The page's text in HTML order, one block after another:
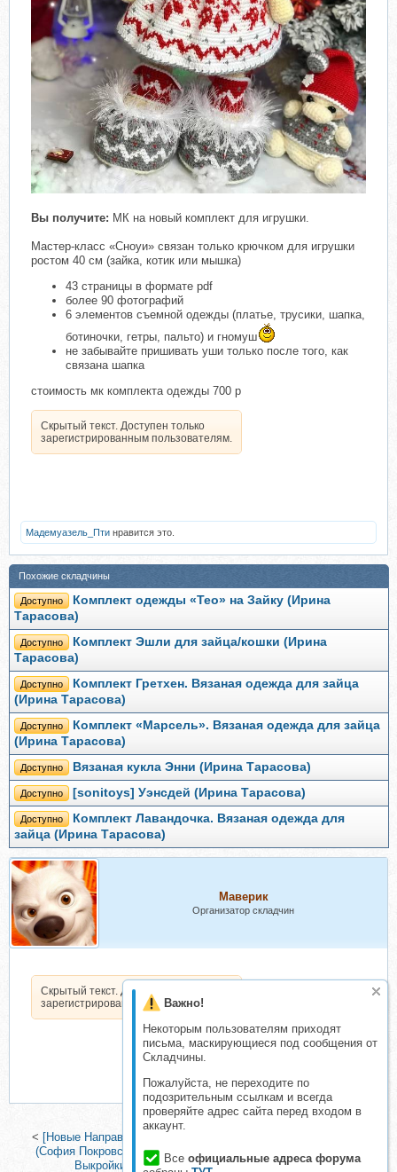
Важно!
Некоторым пользователям приходят
письма, маскирующиеся под сообщения от
Складчины.
Пожалуйста, не переходите по
подозрительным ссылкам и всегда
проверяйте адрес сайта перед входом в
аккаунт.
Все официальные адреса форума
Вы получите: МК на новый комплект для игрушки.
Мастер-класс «Сноуи» связан только крючком для игрушки
ростом 40 см (зайка, котик или мышка)
43 страницы в формате pdf
более 90 фотографий
6 элементов съемной одежды (платье, трусики, шапка,
ботиночки, гетры, пальто) и гномуш
не забывайте пришивать уши только после того, как
связана шапка
стоимость мк комплекта одежды 700 р
Скрытый текст. Доступен только
зарегистрированным пользователям.
Мадемуазель_Пти нравится это.
Похожие складчины
Доступно
Комплект одежды «Тео» на Зайку (Ирина
Тарасова)
Доступно
Комплект Эшли для зайца/кошки (Ирина
Тарасова)
Доступно
Комплект Гретхен. Вязаная одежда для зайца
(Ирина Тарасова)
Доступно
Комплект «Марсель». Вязаная одежда для зайца
(Ирина Тарасова)
Доступно Вязаная кукла Энни (Ирина Тарасова)
Доступно [sonitoys] Уэнсдей (Ирина Тарасова)
Доступно
Комплект Лавандочка. Вязаная одежда для
зайца (Ирина Тарасова)
Маверик
Организатор складчин
Скрытый текст. Доступен только
зарегистрированным пользователям.
< [Новые Направления] Тонировка платья для куклы акрилом
(София Покровская)|[evelaga] Курс по построению Базовой
Выкройки для одежды (Евгения Агафонова)>